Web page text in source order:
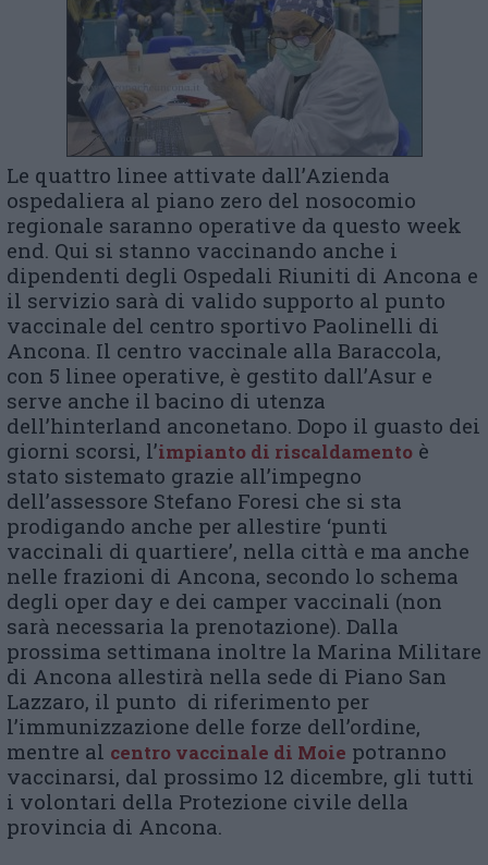
Le quattro linee attivate dall’Azienda
ospedaliera al piano zero del nosocomio
regionale saranno operative da questo week
end. Qui si stanno vaccinando anche i
dipendenti degli Ospedali Riuniti di Ancona e
il servizio sarà di valido supporto al punto
vaccinale del centro sportivo Paolinelli di
Ancona. Il centro vaccinale alla Baraccola,
con 5 linee operative, è gestito dall’Asur e
serve anche il bacino di utenza
dell’hinterland anconetano. Dopo il guasto dei
giorni scorsi, l’impianto di riscaldamento è
stato sistemato grazie all’impegno
dell’assessore Stefano Foresi che si sta
prodigando anche per allestire ‘punti
vaccinali di quartiere’, nella città e ma anche
nelle frazioni di Ancona, secondo lo schema
degli oper day e dei camper vaccinali (non
sarà necessaria la prenotazione). Dalla
prossima settimana inoltre la Marina Militare
di Ancona allestirà nella sede di Piano San
Lazzaro, il punto di riferimento per
l’immunizzazione delle forze dell’ordine,
mentre al centro vaccinale di Moie potranno
vaccinarsi, dal prossimo 12 dicembre, gli tutti
i volontari della Protezione civile della
provincia di Ancona.